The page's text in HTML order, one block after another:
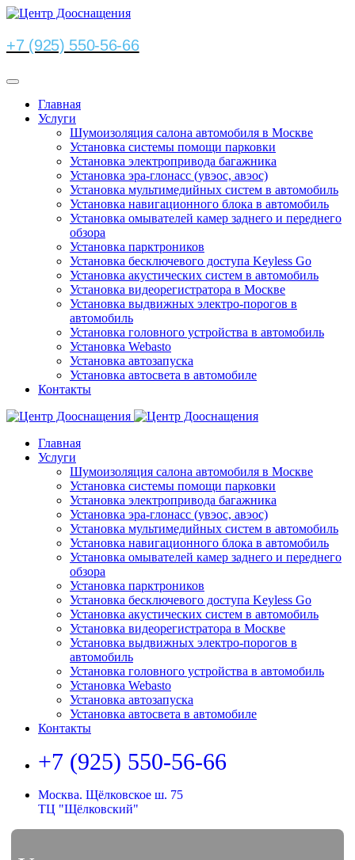
+7 (925) 550-56-66
Главная
Услуги
Шумоизоляция салона автомобиля в Москве
Установка системы помощи парковки
Установка электропривода багажника
Установка эра-глонасс (увэос, авэос)
Установка мультимедийных систем в автомобиль
Установка навигационного блока в автомобиль
Установка омывателей камер заднего и переднего
обзора
Установка парктроников
Установка бесключевого доступа Keyless Go
Установка акустических систем в автомобиль
Установка видеорегистратора в Москве
Установка выдвижных электро-порогов в
автомобиль
Установка головного устройства в автомобиль
Установка Webasto
Установка автозапуска
Установка автосвета в автомобиле
Контакты
Главная
Услуги
Шумоизоляция салона автомобиля в Москве
Установка системы помощи парковки
Установка электропривода багажника
Установка эра-глонасс (увэос, авэос)
Установка мультимедийных систем в автомобиль
Установка навигационного блока в автомобиль
Установка омывателей камер заднего и переднего
обзора
Установка парктроников
Установка бесключевого доступа Keyless Go
Установка акустических систем в автомобиль
Установка видеорегистратора в Москве
Установка выдвижных электро-порогов в
автомобиль
Установка головного устройства в автомобиль
Установка Webasto
Установка автозапуска
Установка автосвета в автомобиле
Контакты
+7 (925) 550-56-66
Москва. Щёлковское ш. 75
ТЦ "Щёлковский"